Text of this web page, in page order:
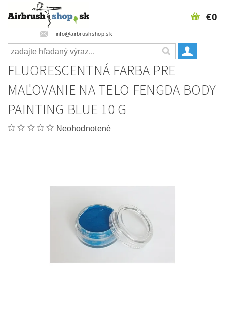
info@airbrushshop.sk
€0
FLUORESCENTNÁ FARBA PRE
MAĽOVANIE NA TELO FENGDA BODY
PAINTING BLUE 10 G
Neohodnotené